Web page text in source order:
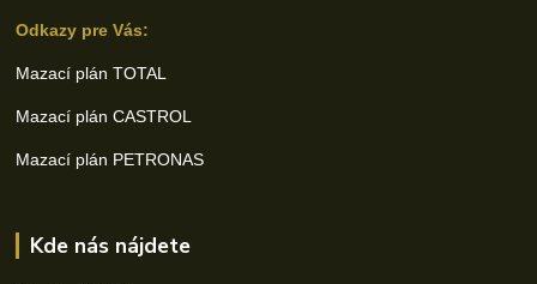
Odkazy pre Vás:
Mazací plán TOTAL
Mazací plán CASTROL
Mazací plán PETRONAS
Kde nás nájdete